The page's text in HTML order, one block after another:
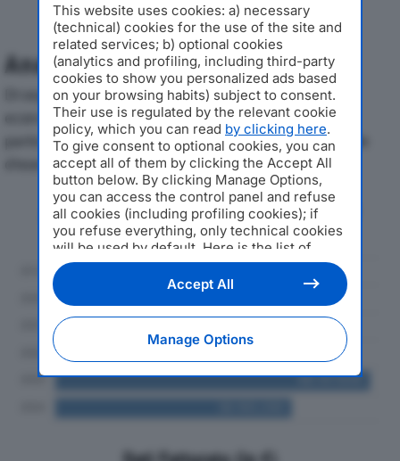
Analisi Economica 2019-2024
Di seguito l'andamento dei principali indicatori
economici di BRAMBATI SPAdal 2019 al 2024, con
particolare attenzione a fatturato, produzione e utile
d'esercizio.
Andamento del fatturato dal 2019
al 2024
This website uses cookies: a) necessary
(technical) cookies for the use of the site and
related services; b) optional cookies
(analytics and profiling, including third-party
cookies to show you personalized ads based
on your browsing habits) subject to consent.
Their use is regulated by the relevant cookie
policy, which you can read by clicking here.
To give consent to optional cookies, you can
accept all of them by clicking the Accept All
button below. By clicking Manage Options,
you can access the control panel and refuse
all cookies (including profiling cookies); if
you refuse everything, only technical cookies
will be used by default. Here is the list of
providers. Cookie consent will be stored and
applied also to the other websites of
Editoriale Nazionale and their subdomains. By
expressing your choice on this site, you will
therefore not be asked again on other
Editoriale Nazionale websites that use the
same consent management platform (CMP).
You can still modify or withdraw your choice
at any time through the “Privacy Settings”
section.
Manage Options
Accept All